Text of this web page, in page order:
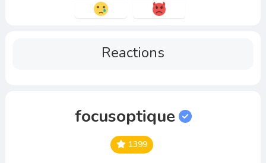
Reactions
focusoptique
1399